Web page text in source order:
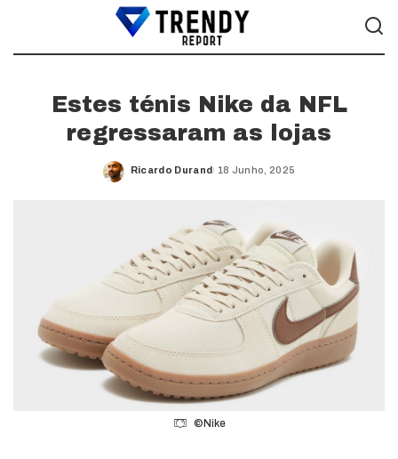
Estes ténis Nike da NFL
regressaram as lojas
Posted
Ricardo Durand 18 Junho, 2025
©Nike